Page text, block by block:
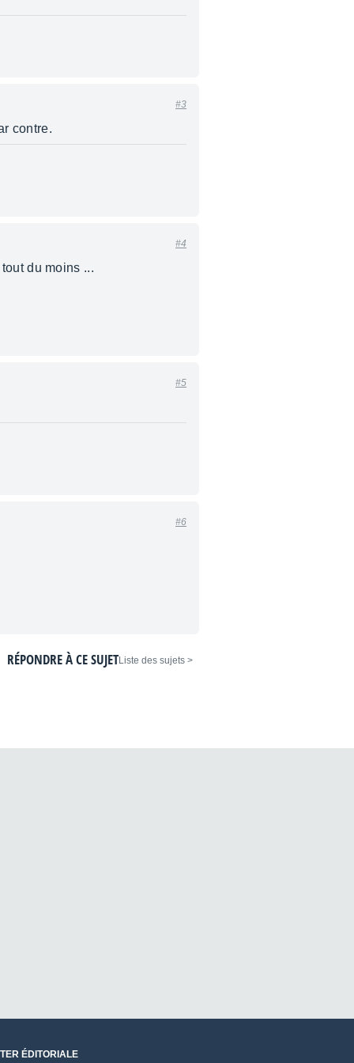
#3
contre.
#4
du moins ...
#5
#6
< Liste des sujets
RÉPONDRE À CE SUJET
ÉDITORIALE